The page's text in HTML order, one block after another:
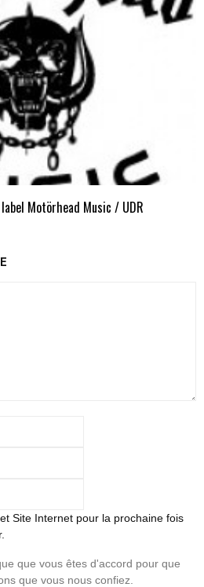
Motörhead Music / UDR
Site Internet pour la prochaine fois
que vous êtes d'accord pour que
que vous nous confiez.